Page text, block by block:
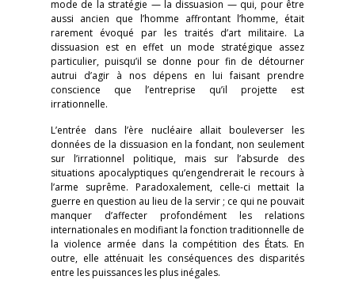
mode de la stratégie — la dissuasion — qui, pour être
aussi ancien que l’homme affrontant l’homme, était
rarement évoqué par les traités d’art militaire. La
dissuasion est en effet un mode stratégique assez
particulier, puisqu’il se donne pour fin de détourner
autrui d’agir à nos dépens en lui faisant prendre
conscience que l’entreprise qu’il projette est
irrationnelle.
L’entrée dans l’ère nucléaire allait bouleverser les
données de la dissuasion en la fondant, non seulement
sur l’irrationnel politique, mais sur l’absurde des
situations apocalyptiques qu’engendrerait le recours à
l’arme suprême. Paradoxalement, celle-ci mettait la
guerre en question au lieu de la servir ; ce qui ne pouvait
manquer d’affecter profondément les relations
internationales en modifiant la fonction traditionnelle de
la violence armée dans la compétition des États. En
outre, elle atténuait les conséquences des disparités
entre les puissances les plus inégales.